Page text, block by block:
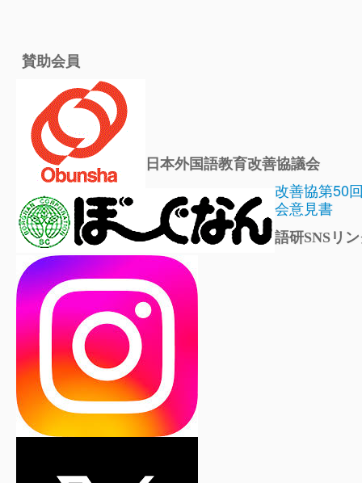
賛助会員
日本外国語教育改善協議会
改善協第50
会意見書
語研SNSリ